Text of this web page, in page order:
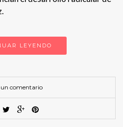
LEYENDO
un comentario